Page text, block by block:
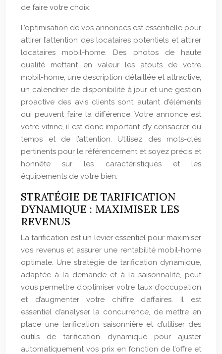
de faire votre choix.
L’optimisation de vos annonces est essentielle pour
attirer l’attention des locataires potentiels et attirer
locataires mobil-home. Des photos de haute
qualité mettant en valeur les atouts de votre
mobil-home, une description détaillée et attractive,
un calendrier de disponibilité à jour et une gestion
proactive des avis clients sont autant d’éléments
qui peuvent faire la différence. Votre annonce est
votre vitrine, il est donc important d’y consacrer du
temps et de l’attention. Utilisez des mots-clés
pertinents pour le référencement et soyez précis et
honnête sur les caractéristiques et les
équipements de votre bien.
STRATÉGIE DE TARIFICATION
DYNAMIQUE : MAXIMISER LES
REVENUS
La tarification est un levier essentiel pour maximiser
vos revenus et assurer une rentabilité mobil-home
optimale. Une stratégie de tarification dynamique,
adaptée à la demande et à la saisonnalité, peut
vous permettre d’optimiser votre taux d’occupation
et d’augmenter votre chiffre d’affaires. Il est
essentiel d’analyser la concurrence, de mettre en
place une tarification saisonnière et d’utiliser des
outils de tarification dynamique pour ajuster
automatiquement vos prix en fonction de l’offre et